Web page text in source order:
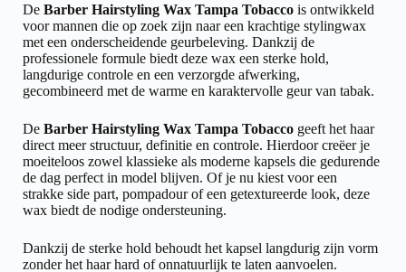
De Barber Hairstyling Wax Tampa Tobacco is ontwikkeld
voor mannen die op zoek zijn naar een krachtige stylingwax
met een onderscheidende geurbeleving. Dankzij de
professionele formule biedt deze wax een sterke hold,
langdurige controle en een verzorgde afwerking,
gecombineerd met de warme en karaktervolle geur van tabak.
De Barber Hairstyling Wax Tampa Tobacco geeft het haar
direct meer structuur, definitie en controle. Hierdoor creëer je
moeiteloos zowel klassieke als moderne kapsels die gedurende
de dag perfect in model blijven. Of je nu kiest voor een
strakke side part, pompadour of een getextureerde look, deze
wax biedt de nodige ondersteuning.
Dankzij de sterke hold behoudt het kapsel langdurig zijn vorm
zonder het haar hard of onnatuurlijk te laten aanvoelen.